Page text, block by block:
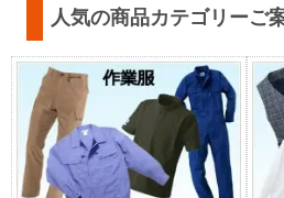
人気の商品カテゴリーご